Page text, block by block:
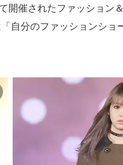
開催されたファッション
自分のファッションショ